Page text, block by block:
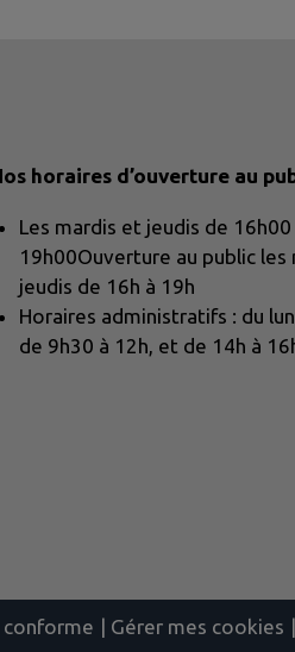
horaires d’ouverture au
Les mardis et jeudis de 16h00
19h00Ouverture au public les
jeudis de 16h à 19h
Horaires administratifs : du
de 9h30 à 12h, et de 14h à
Gérer mes cookies